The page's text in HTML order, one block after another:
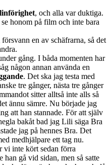
linförighet, och alla var duktiga.
honom på film och inte bara
en av schäfrarna, så det
gång. I båda momenten har
någon annan använda en
. Det ska jag testa med
tre gånger, nästa tre gånger
sitter alltså inte alls så
ännu sämre. Nu började jag
att han stannade. För att själv
bakåt bad jag Lili säga Bra
jag på hennes Bra. Det
medhjälpare ett tag nu.
vi inte kört sedan förra
gå vid sidan, men så satte